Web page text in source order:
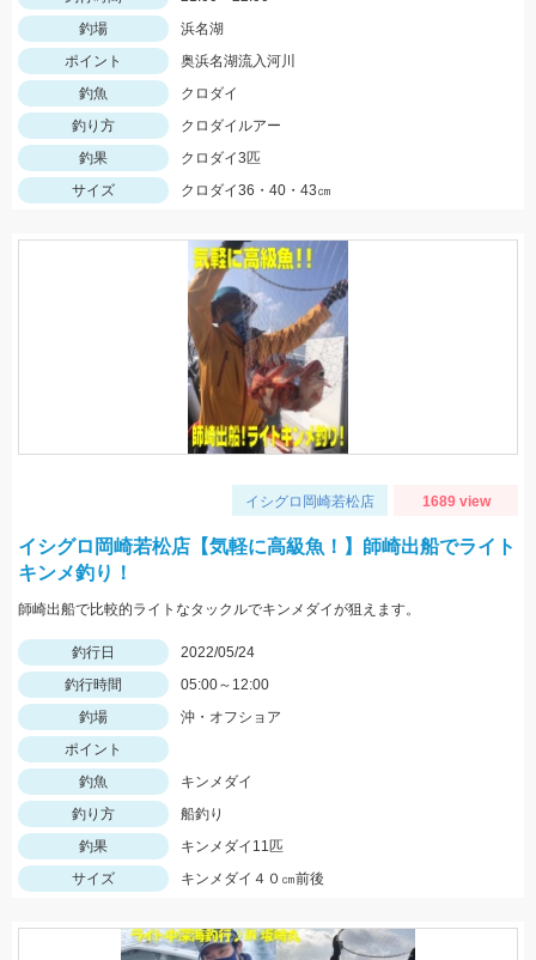
釣場
浜名湖
ポイント
奥浜名湖流入河川
釣魚
クロダイ
釣り方
クロダイルアー
釣果
クロダイ3匹
サイズ
クロダイ36・40・43㎝
イシグロ岡崎若松店 1689 view
イシグロ岡崎若松店【気軽に高級魚！】師崎出船でライト
キンメ釣り！
師崎出船で比較的ライトなタックルでキンメダイが狙えます。
釣行日
2022/05/24
釣行時間
05:00～12:00
釣場
沖・オフショア
ポイント
釣魚
キンメダイ
釣り方
船釣り
釣果
キンメダイ11匹
サイズ
キンメダイ４０㎝前後